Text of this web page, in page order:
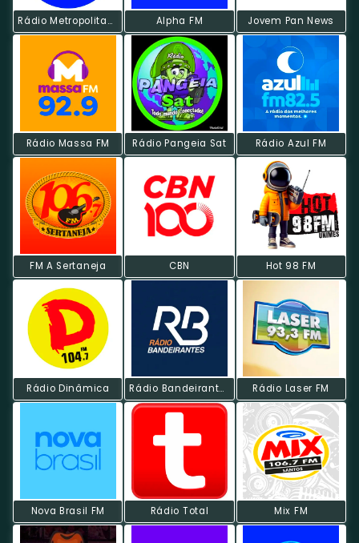
Rádio Metropolitana POP Alpha FM Jovem Pan News
Rádio Massa FM Rádio Pangeia Sat Rádio Azul FM
FM A Sertaneja CBN Hot 98 FM
Rádio Dinâmica Rádio Bandeirantes FM Rádio Laser FM
Nova Brasil FM Rádio Total Mix FM